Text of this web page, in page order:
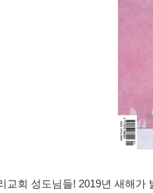
교회 성도님들! 2019년 새해가